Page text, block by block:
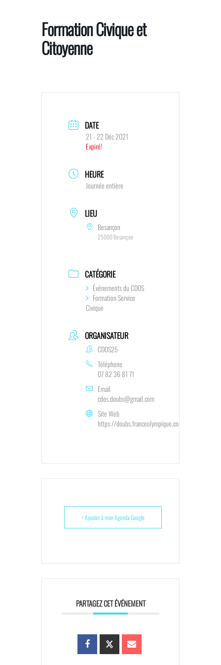
Formation Civique et
Citoyenne
DATE
21 - 22 Déc 2021
Expiré!
HEURE
Journée entière
LIEU
Besançon
25000 Besançon
CATÉGORIE
Événements du CDOS
Formation Service
Civique
ORGANISATEUR
CDOS25
Téléphone
07 82 36 81 71
Email
cdos.doubs@gmail.com
Site Web
https://doubs.franceolympique.com/
+ Ajouter à mon Agenda Google
PARTAGEZ CET ÉVÉNEMENT